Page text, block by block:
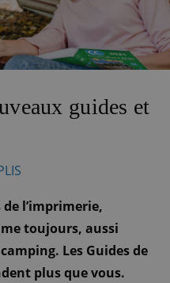
ACTUALITÉS
CLIENTÈLE
guides et
l’imprimerie,
toujours, aussi
Les Guides de
plus que vous.